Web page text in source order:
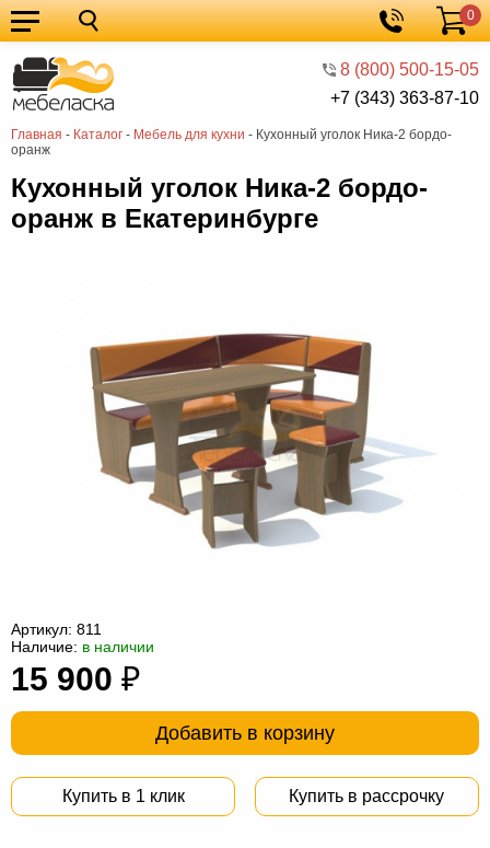
8 (800) 500-15-05
+7 (343) 363-87-10
Корзина
0
Главная - Каталог - Мебель для кухни - Кухонный уголок Ника-2 бордо-
оранж
Кухонные
гарнитуры
Мебель
для
кухни
Мебель
для
спальни
Кровати
Шкафы
Диваны
ванной
трансформер
Матрасы
Кресла-
ротанга
мебель
Косметологическое
Кухонный уголок Ника-2 бордо-
оранж в Екатеринбурге
Артикул: 811
Наличие: в наличии
15 900 ₽
Добавить в корзину
Купить в 1 клик Купить в рассрочку